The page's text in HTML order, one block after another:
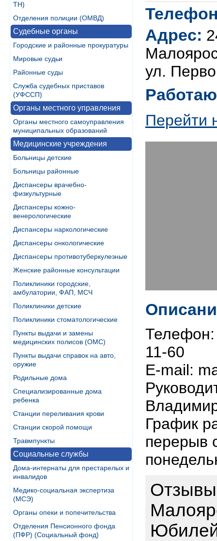
ТН)
Отделения полиции (ОМВД)
Судебные органы
Городские и районные прокуратуры
Мировые судьи
Районные суды
Служба судебных приставов
(УФССП)
Органы местного управления
Органы местного самоуправления
муниципальных образований
Медицинские учреждения
Больницы детские
Больницы районные
Диспансеры врачебно-
физкультурные
Диспансеры кожно-
венерологические
Диспансеры наркологические
Диспансеры онкологические
Диспансеры противотуберкулезные
Женские районные консультации
Поликлиники городские,
амбулатории, ФАП, МСЧ
Поликлиники детские
Поликлиники стоматологические
Пункты выдачи и замены
медицинских полисов (ОМС)
Пункты выдачи справок на авто,
оружие
Родильные дома
Специализированные дома
ребенка
Станции переливания крови
Станции скорой помощи
Травмпункты
Социальные службы
Дома-интернаты для престарелых и
инвалидов
Медико-социальная экспертиза
(МСЭ)
Органы опеки и попечительства
Отделения Пенсионного фонда
(ПФР) (Социальный фонд)
Адрес:
ул.
Перейти
11-60
E-mail:
График
перерыв